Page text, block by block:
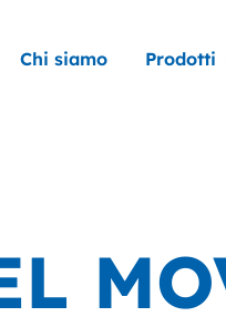
Chi siamo Prodotti